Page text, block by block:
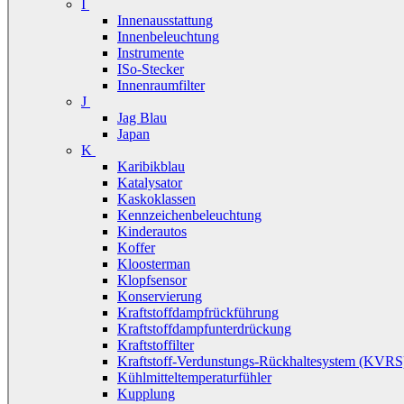
Innenausstattung
Innenbeleuchtung
Instrumente
ISo-Stecker
Innenraumfilter
J
Jag Blau
Japan
K
Karibikblau
Katalysator
Kaskoklassen
Kennzeichenbeleuchtung
Kinderautos
Koffer
Kloosterman
Klopfsensor
Konservierung
Kraftstoffdampfrückführung
Kraftstoffdampfunterdrückung
Kraftstoffilter
Kraftstoff-Verdunstungs-Rückhaltesystem
Kühlmitteltemperaturfühler
Kupplung